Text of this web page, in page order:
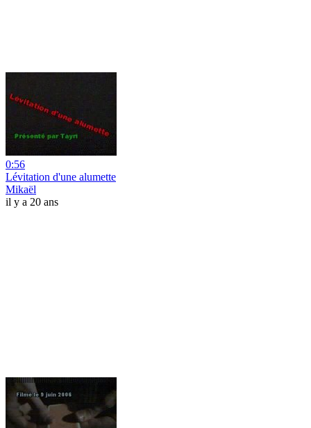
0:56
Lévitation d'une alumette
Mikaël
il y a 20 ans